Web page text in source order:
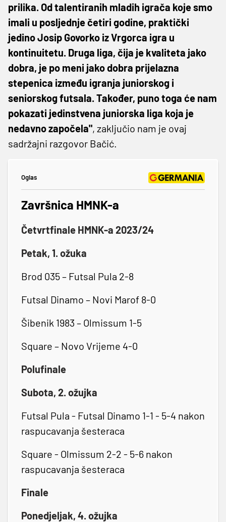
prilika. Od talentiranih mladih igrača koje smo
imali u posljednje četiri godine, praktički
jedino Josip Govorko iz Vrgorca igra u
kontinuitetu. Druga liga, čija je kvaliteta jako
dobra, je po meni jako dobra prijelazna
stepenica između igranja juniorskog i
seniorskog futsala. Također, puno toga će nam
pokazati jedinstvena juniorska liga koja je
nedavno započela", zaključio nam je ovaj
sadržajni razgovor Bačić.
Oglas
Završnica HMNK-a
Četvrtfinale HMNK-a 2023/24
Petak, 1. ožuka
Brod 035 – Futsal Pula 2-8
Futsal Dinamo – Novi Marof 8-0
Šibenik 1983 – Olmissum 1-5
Square – Novo Vrijeme 4-0
Polufinale
Subota, 2. ožujka
Futsal Pula - Futsal Dinamo 1-1 - 5-4 nakon
raspucavanja šesteraca
Square - Olmissum 2-2 - 5-6 nakon
raspucavanja šesteraca
Finale
Ponedjeljak, 4. ožujka